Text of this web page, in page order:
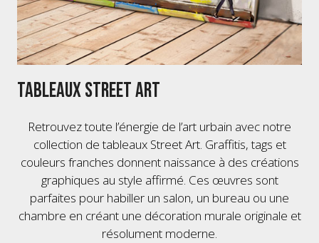
Tableaux Street Art
Retrouvez toute l’énergie de l’art urbain avec notre
collection de tableaux Street Art. Graffitis, tags et
couleurs franches donnent naissance à des créations
graphiques au style affirmé. Ces œuvres sont
parfaites pour habiller un salon, un bureau ou une
chambre en créant une décoration murale originale et
résolument moderne.